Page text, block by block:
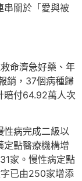
串關於「愛與被
命濟急好藥、年
銷，37個病種歸
賠付64.92萬人次
性病完成二級以
定點醫療機構增
家。慢性病定點
已由250家增添